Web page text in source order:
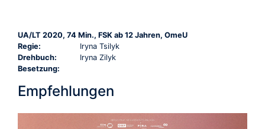
UA/LT 2020, 74 Min., FSK ab 12 Jahren, OmeU
Regie:
Iryna Tsilyk
Drehbuch:
Iryna Zilyk
Besetzung:
Empfehlungen